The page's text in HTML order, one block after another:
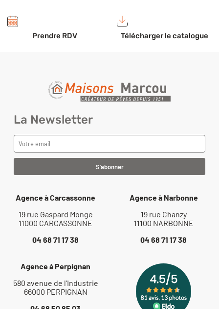
Prendre RDV Télécharger le catalogue
La Newsletter
Agence à Carcassonne
19 rue Gaspard Monge
11000 CARCASSONNE
04 68 71 17 38
Agence à Narbonne
19 rue Chanzy
11100 NARBONNE
04 68 71 17 38
Agence à Perpignan
580 avenue de l’Industrie
66000 PERPIGNAN